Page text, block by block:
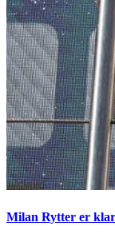
Milan Rytter er